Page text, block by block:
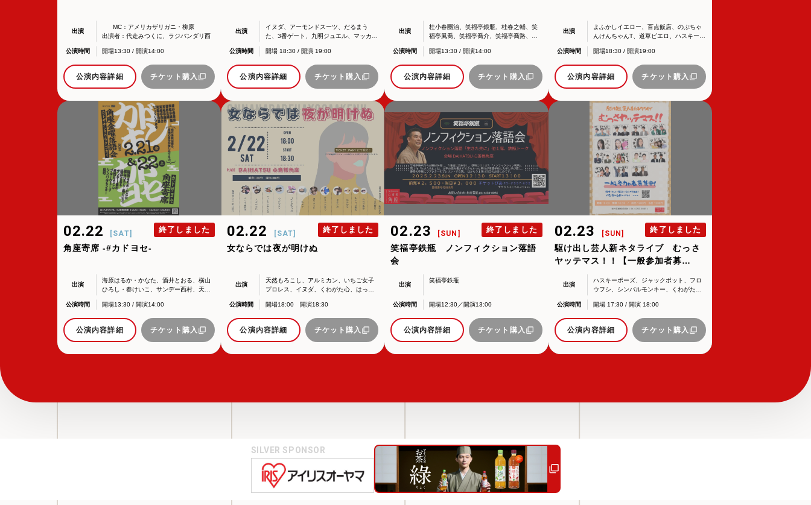
出演
MC：アメリカザリガニ・柳原
出演者：代走みつくに、ラジバンダリ西
くわがた心
公演時間 開場13:30 / 開演14:00
公演内容詳細 チケット購入
出演
イヌダ、アーモンドスーツ、だるまう
た、3番ゲート、九明ジュエル、マッカラ
公演時間
開場 18:30 / 開演 19:00
公演内容詳細 チケット購入
出演
桂小春團治、笑福亭銀瓶、桂春之輔、笑
福亭風喬、笑福亭喬介、笑福亭喬路、ビ
公演時間
開場13:30 / 開演14:00
公演内容詳細 チケット購入
出演
よふかしイエロー、百点飯店、のぶちゃ
んけんちゃんT、道草ピエロ、ハスキーポ
ツマイリ、イヌダ、マジョリ缶、アーモ
ト、K点突破、マッカラン、佐藤しょう
子、九明ジュエル 他
演となります。予めご了承ください。
公演時間 開場18:30 / 開演19:00
公演内容詳細 チケット購入
02.22 [SAT]
角座寄席 -#カドヨセ-
終了しました
出演
海原はるか・かなた、酒井とおる、横山
ひろし・春けいこ、サンデー西村、天然
ンキー、反町
公演時間 開場13:30 / 開演14:00
公演内容詳細 チケット購入
02.22 [SAT]
女ならでは夜が明けぬ
終了しました
出演
天然もろこし、アルミカン、いちご女子
プロレス、イヌダ、くわがた心、はっぴ
シャネル、やぎやぎ、中野うさぎ、佐藤
公演時間 開場18:00 開演18:30
公演内容詳細 チケット購入
02.23 [SUN]
笑福亭鉄瓶 ノンフィクション落語
会
終了しました
出演
笑福亭鉄瓶
公演時間 開場12:30／開演13:00
公演内容詳細 チケット購入
02.23 [SUN]
駆け出し芸人新ネタライブ むっさ
ヤッテマス！！【一般参加者募
終了しました
出演
ハスキーポーズ、ジャックポット、フロ
ウフシ、シンバルモンキー、くわがた
缶、3番ゲート、いちご女子プロレス、ア
マッカラン、九明ジュエル、やぎやぎ、
廃墟、てぃっちょら、スローダン
予めご了承ください。
公演時間 開場 17:30 / 開演 18:00
公演内容詳細 チケット購入
SILVER SPONSOR
角座とは
お問い合わせ
この由緒ある名称を、日本のエンタテインメントの中心である東京・大阪で復活させ、 新たな歴史をスタートさせたいと考えております。
この劇場から、日本を代表するエンタテインナーが続々と輩出され、文化の発展に寄与できるものと考えております。
2011年5月14日 新宿角座 開業
2019年1月1日 心斎橋角座 開業
fanmail@shochikugeino.jp
ホームページに関するご意見・ご感想（※）
webmaster@shochikugeino.jp
※イベント内容・出演者等に関するお問い合わせ・ご意見・ご感想は各イベントのお問い合わせ先電話番号へお問い合わせください。
※内容によっては弊社からの回答を控えさせていただく場合もございます。予めご了承の上お問い合わせください。